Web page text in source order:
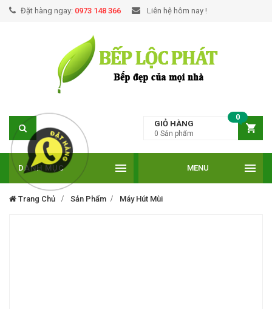
Đặt hàng ngay: 0973 148 366 Liên hệ hôm nay !
GIỎ HÀNG
0
0 Sản phẩm
DANH MỤC MENU
Trang Chủ Sản Phẩm Máy Hút Mùi